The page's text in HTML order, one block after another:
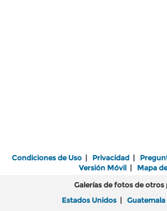
Condiciones de Uso | Privacidad |
Versión Móvil| Mapa
Galerías de fotos de otros
Estados Unidos | Guatemala